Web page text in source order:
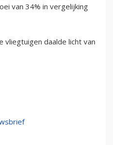
van 34% in vergelijking
vliegtuigen daalde licht van